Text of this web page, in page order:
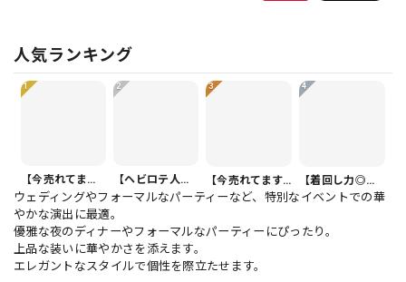
人気ランキング
1
【今売れてます】ボタンフロント バルーンシルエット ハーフ丈 パンツ 1color PT0407
2
【ヘビロテ人気】カジュアルクロップドパンツ PT0341
3
【今売れてます】ボタンフロント オーバーサイズ 半袖 シャツワンピース 1color ON1035
4
【着回し力◎セット】フリル 半袖 クロップド シャツカラー ブラウス＆ワイドレッグパンツ（上下個別） 1color ST0219
ウェディングやフォーマルなパーティーなど、特別なイベントでの華
やかな演出に最適。
優雅な夜のディナーやフォーマルなパーティーにぴったり。
上品な装いに華やかさを添えます。
エレガントなスタイルで個性を際立たせます。